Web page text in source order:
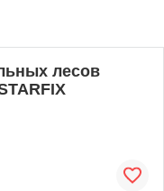
лесов